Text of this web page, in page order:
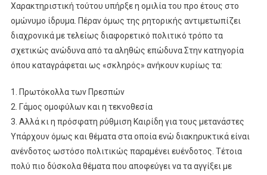
Χαρακτηριστική τούτου υπήρξε η ομιλία του προ έτους στο
ομώνυμο ίδρυμα. Πέραν όμως της ρητορικής αντιμετωπίζει
διαχρονικά με τελείως διαφορετικό πολιτικό τρόπο τα
σχετικώς ανώδυνα από τα αληθώς επώδυνα Στην κατηγορία
όπου καταγράφεται ως «σκληρός» ανήκουν κυρίως τα:
1. Πρωτόκολλα των Πρεσπών
2. Γάμος ομοφύλων και η τεκνοθεσία
3. Αλλά κι η πρόσφατη ρύθμιση Καιρίδη για τους μετανάστες
Υπάρχουν όμως και θέματα στα οποία ενώ διακηρυκτικά είναι
ανένδοτος ωστόσο πολιτικώς παραμένει ευένδοτος. Τέτοια
πολύ πιο δύσκολα θέματα που αποφεύγει να τα αγγίξει με